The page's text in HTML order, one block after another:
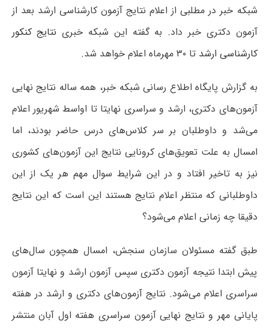
شبکه خبر در مطلبی از اعلام نتایج آزمون کارشناسی ارشد بعد از
آزمون دکتری خبر داد. به گفته این شبکه خبری نتایج کنکور
کارشناسی ارشد تا ۳۰ مهرماه اعلام خواهد شد.
به گزارش پایگاه اطلاع رسانی شبکه خبر، همه ساله نتایج نهایی
آزمون‌های دکتری، ارشد و سراسری نهایتا تا اواسط شهریور اعلام
می‌شد و داوطلبان بر سر کلاس‌های درس حاضر بودند، اما
امسال به علت تعویق‌های کرونایی نتایج این آزمون‌های کشوری
نیز به تاخیر افتاد و در این شرایط سوال مهم هر یک از این
داوطلبانی که منتظر اعلام نتایج هستند این است که این نتایج
دقیقا چه زمانی اعلام می‌شود؟
طبق گفته مسئولان سازمان سنجش، امسال همچون سال‌های
پیش ابتدا نتیجه آزمون دکتری سپس آزمون ارشد و نهایتا آزمون
سراسری اعلام می‌شود. نتایج آزمون‌های دکتری و ارشد در هفته
پایانی مهر و نتایج نهایی آزمون سراسری هفته اول آبان منتشر